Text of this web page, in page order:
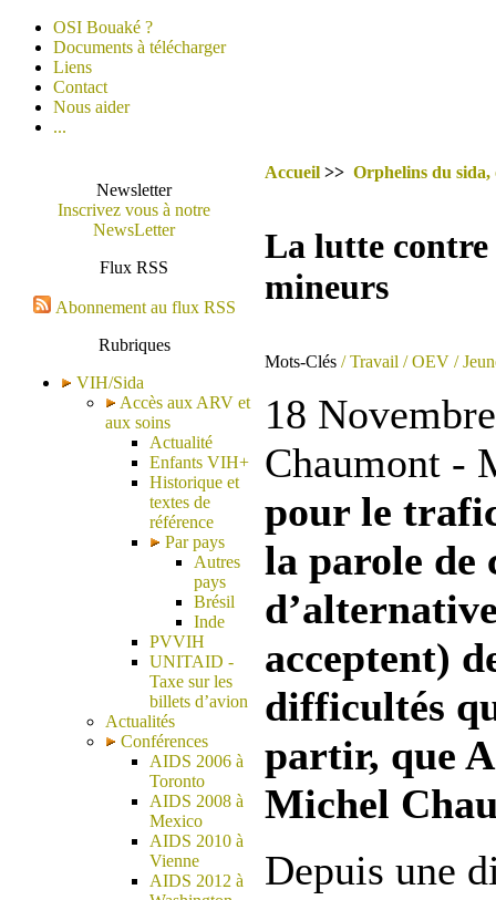
OSI Bouaké ?
Documents à télécharger
Liens
Contact
Nous aider
...
Newsletter
Inscrivez vous à notre
NewsLetter
Flux RSS
Abonnement au flux RSS
Rubriques
VIH/Sida
Accès aux ARV et
aux soins
Actualité
Enfants VIH+
Historique et
textes de
référence
Par pays
Autres
pays
Brésil
Inde
PVVIH
UNITAID -
Taxe sur les
billets d’avion
Actualités
Conférences
AIDS 2006 à
Toronto
AIDS 2008 à
Mexico
AIDS 2010 à
Vienne
AIDS 2012 à
Accueil >> Orphelins du
La lutte contre
mineurs
Mots-Clés / Travail / OEV /
18
Chaumont -
pour le
la parole de
acceptent)
difficultés
partir, que
Michel
Depuis une